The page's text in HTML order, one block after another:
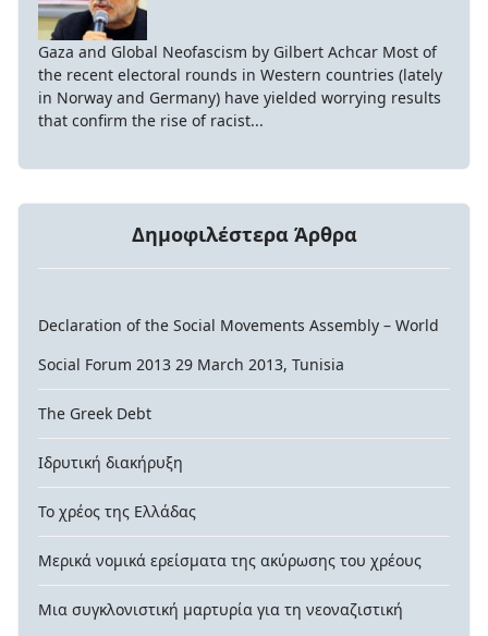
Gaza and Global Neofascism by Gilbert Achcar Most of
the recent electoral rounds in Western countries (lately
in Norway and Germany) have yielded worrying results
that confirm the rise of racist...
Δημοφιλέστερα Άρθρα
Declaration of the Social Movements Assembly – World
Social Forum 2013 29 March 2013, Tunisia
The Greek Debt
Ιδρυτική διακήρυξη
Το χρέος της Ελλάδας
Μερικά νομικά ερείσματα της ακύρωσης του χρέους
Μια συγκλονιστική μαρτυρία για τη νεοναζιστική